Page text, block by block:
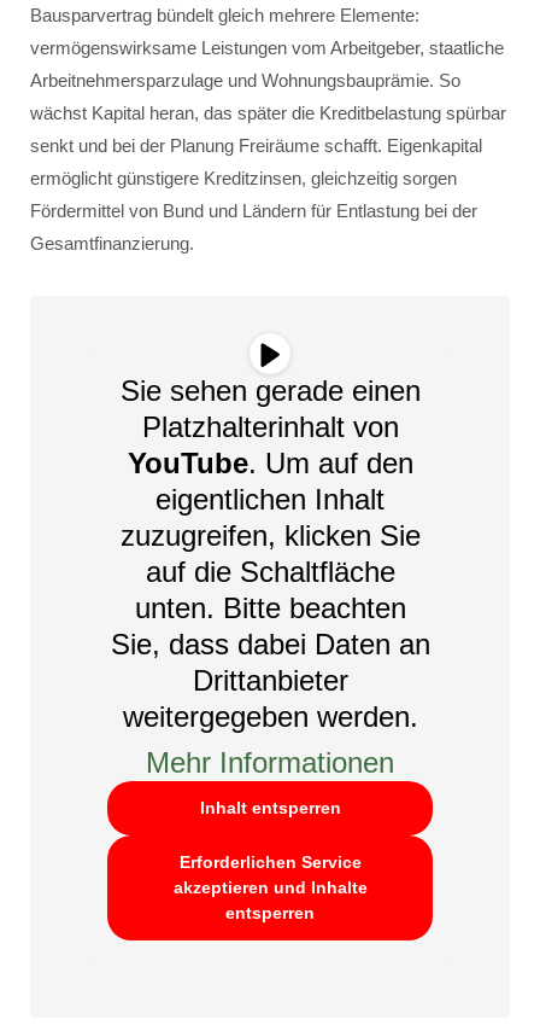
Bausparvertrag bündelt gleich mehrere Elemente:
vermögenswirksame Leistungen vom Arbeitgeber, staatliche
Arbeitnehmersparzulage und Wohnungsbauprämie. So
wächst Kapital heran, das später die Kreditbelastung spürbar
senkt und bei der Planung Freiräume schafft. Eigenkapital
ermöglicht günstigere Kreditzinsen, gleichzeitig sorgen
Fördermittel von Bund und Ländern für Entlastung bei der
Gesamtfinanzierung.
Sie sehen gerade einen
Platzhalterinhalt von
YouTube. Um auf den
eigentlichen Inhalt
zuzugreifen, klicken Sie
auf die Schaltfläche
unten. Bitte beachten
Sie, dass dabei Daten an
Drittanbieter
weitergegeben werden.
Mehr Informationen
Inhalt entsperren
Erforderlichen Service
akzeptieren und Inhalte
entsperren